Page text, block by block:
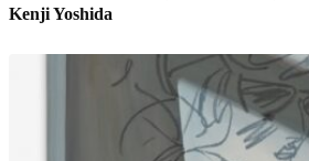
Kenji Yoshida